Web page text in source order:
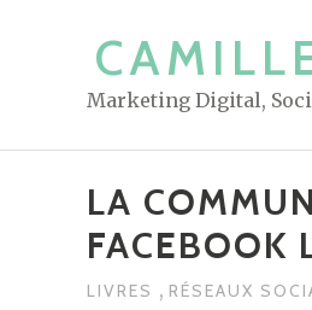
t
Marketing Digital,
LA
FACEBOOK
LIVRES , RÉSEAUX